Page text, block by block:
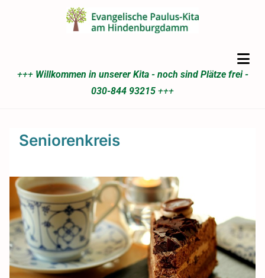
+++ Willkommen in unserer Kita - noch sind Plätze frei -
030-844 93215 +++
Seniorenkreis